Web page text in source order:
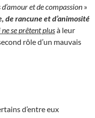
et de compassion »
de rancune et d’animosité
se prêtent plusà leur
rôle d’un mauvais
d’entre eux